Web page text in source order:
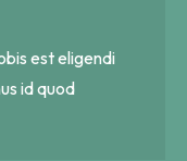
est eligendi
id quod